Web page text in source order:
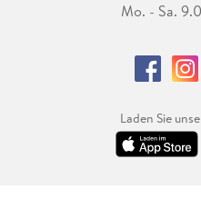
Mo. - Sa.
Laden Sie